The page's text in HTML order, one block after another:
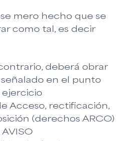
mero hecho que se
como tal, es decir
deberá obrar
en el punto
Acceso, rectificación,
(derechos ARCO)